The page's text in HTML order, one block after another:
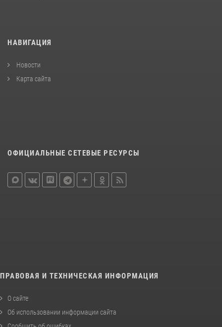
НАВИГАЦИЯ
Новости
Карта сайта
ОФИЦИАЛЬНЫЕ СЕТЕВЫЕ РЕСУРСЫ
ПРАВОВАЯ И ТЕХНИЧЕСКАЯ ИНФОРМАЦИЯ
О сайте
Об использовании информации сайта